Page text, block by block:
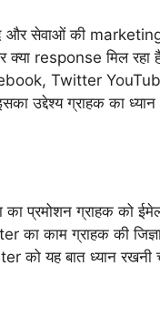
और सेवाओं की
क्या response मिल
Twitter
उद्देश्य ग्राहक का
का प्रमोशन ग्राहक को
काम ग्राहक की
को यह बात ध्यान